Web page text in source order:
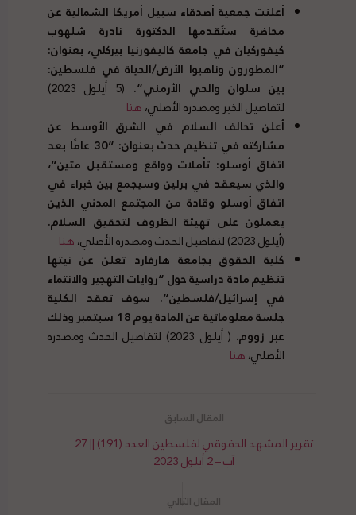
أعلنت جمعية أصدقاء سبيل أمريكا الشمالية عن
محاضرة ستُقدمها الدكتورة نادرة شلهوب
كيفوركيان في جامعة كاليفورنيا بيركلي، بعنوان:
“المطورون وناهبوا الأرض/الحياة في فلسطين:
بين سلوان والحي الأرمني“.
(5 أيلول 2023)
لتفاصيل الخبر ومصدره الأصلي،هنا
أعلن تحالف السلام في الشرق الأوسط عن
مشاركته في تنظيم حدث بعنوان: “30
عامًا بعد
اتفاق أوسلو: تأملات وواقع ومستقبل متين“،
والذي سيعقد في برلين وسيجمع بين خبراء في
اتفاق أوسلو وقادة من المجتمع المدني الذين
يعملون على تهيئة الظروف لتحقيق السلام.
(أيلول 2023) لتفاصيل الحدث ومصدره الأصلي،
هنا
كلية الحقوق بجامعة هارفارد تعلن عن نيتها
تنظيم مادة دراسية حول“روايات التهجير والانتماء
في إسرائيل/فلسطين“. سوف تعقد الكلية
جلسة معلوماتية عن المادة يوم18 سبتمبروذلك
عبر زووم.
( أيلول 2023) لتفاصيل الحدث ومصدره
الأصلي،هنا
تقرير المشهد الحقوقي لفلسطين العدد (191) || 27
آب – 2 أيلول 2023